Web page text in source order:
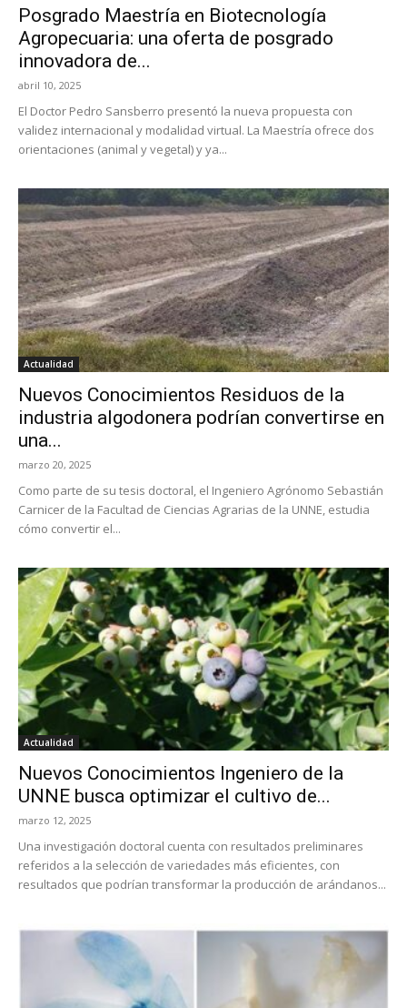
Posgrado Maestría en Biotecnología
Agropecuaria: una oferta de posgrado
innovadora de...
abril 10, 2025
El Doctor Pedro Sansberro presentó la nueva propuesta con
validez internacional y modalidad virtual. La Maestría ofrece dos
orientaciones (animal y vegetal) y ya...
Actualidad
Nuevos Conocimientos Residuos de la
industria algodonera podrían convertirse en
una...
marzo 20, 2025
Como parte de su tesis doctoral, el Ingeniero Agrónomo Sebastián
Carnicer de la Facultad de Ciencias Agrarias de la UNNE, estudia
cómo convertir el...
Actualidad
Nuevos Conocimientos Ingeniero de la
UNNE busca optimizar el cultivo de...
marzo 12, 2025
Una investigación doctoral cuenta con resultados preliminares
referidos a la selección de variedades más eficientes, con
resultados que podrían transformar la producción de arándanos...